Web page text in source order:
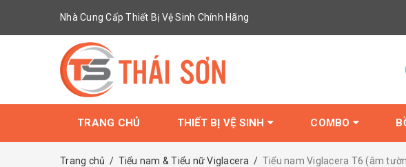
Nhà Cung Cấp Thiết Bị Vệ Sinh Chính Hãng
TRANG CHỦ THIẾT BỊ VỆ SINH COMBO
Trang chủ / Tiểu nam & Tiểu nữ Viglacera / Tiểu nam Viglacera T6 (âm